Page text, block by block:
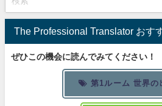
The Professional Translator おす
ぜひこの機会に読んでみてください！
第1ルーム 世界の